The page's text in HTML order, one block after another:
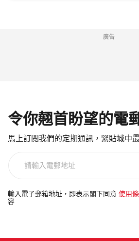
廣告
令你翹首盼望的電
馬上訂閱我們的定期通訊，緊貼城中
電
郵
輸入電子郵箱地址，即表示閣下同意 使用
容